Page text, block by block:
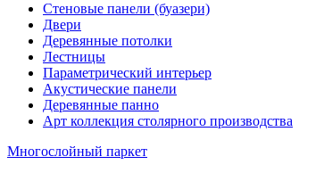
Стеновые панели (буазери)
Двери
Деревянные потолки
Лестницы
Параметрический интерьер
Акустические панели
Деревянные панно
Арт коллекция столярного производства
Многослойный паркет